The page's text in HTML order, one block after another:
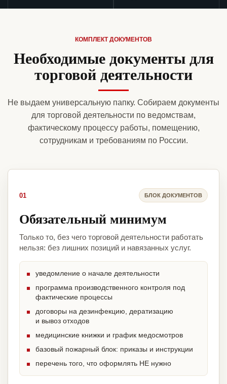
КОМПЛЕКТ ДОКУМЕНТОВ
Необходимые документы для
торговой деятельности
Не выдаем универсальную папку. Собираем документы
для торговой деятельности по ведомствам,
фактическому процессу работы, помещению,
сотрудникам и требованиям по России.
01 БЛОК ДОКУМЕНТОВ
Обязательный минимум
Только то, без чего торговой деятельности работать
нельзя: без лишних позиций и навязанных услуг.
уведомление о начале деятельности
программа производственного контроля под
фактические процессы
договоры на дезинфекцию, дератизацию
и вывоз отходов
медицинские книжки и график медосмотров
базовый пожарный блок: приказы и инструкции
перечень того, что оформлять НЕ нужно